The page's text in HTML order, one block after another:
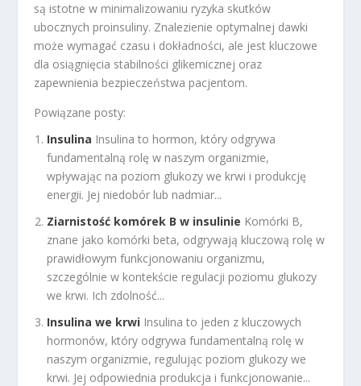
są istotne w minimalizowaniu ryzyka skutków
ubocznych proinsuliny. Znalezienie optymalnej dawki
może wymagać czasu i dokładności, ale jest kluczowe
dla osiągnięcia stabilności glikemicznej oraz
zapewnienia bezpieczeństwa pacjentom.
Powiązane posty:
Insulina Insulina to hormon, który odgrywa
fundamentalną rolę w naszym organizmie,
wpływając na poziom glukozy we krwi i produkcję
energii. Jej niedobór lub nadmiar...
Ziarnistość komórek B w insulinie Komórki B,
znane jako komórki beta, odgrywają kluczową rolę w
prawidłowym funkcjonowaniu organizmu,
szczególnie w kontekście regulacji poziomu glukozy
we krwi. Ich zdolność...
Insulina we krwi Insulina to jeden z kluczowych
hormonów, który odgrywa fundamentalną rolę w
naszym organizmie, regulując poziom glukozy we
krwi. Jej odpowiednia produkcja i funkcjonowanie...